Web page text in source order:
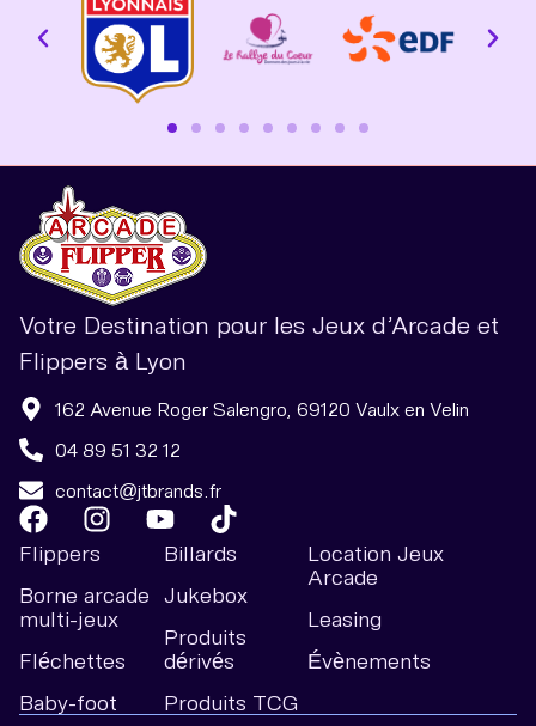
Votre Destination pour les Jeux d’Arcade et
Flippers à Lyon
162 Avenue Roger Salengro, 69120 Vaulx en Velin
04 89 51 32 12
contact@jtbrands.fr
Flippers
Borne arcade
multi-jeux
Fléchettes
Baby-foot
Billards
Jukebox
Produits
dérivés
Produits TCG
Location Jeux
Arcade
Leasing
Évènements